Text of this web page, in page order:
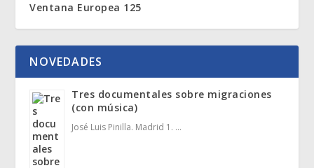
Ventana Europea 125
NOVEDADES
Tres documentales sobre migraciones
(con música)
José Luis Pinilla. Madrid 1. …